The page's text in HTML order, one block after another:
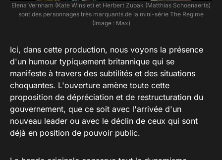
Elena Vernham (Kate Winslet) et Herbert Zubak (Matthias Schoenaerts)
sont des personnages très marquants de la mini-série The Regime
(Image : Max)
Ici, dans cette production, nous voyons la présence
d'un humour typiquement britannique qui se
manifeste à travers des subtilités et des situations
choquantes. L'ouverture amène toute cette
proposition de dépréciation et de restructuration du
gouvernement, que ce soit avec l'arrivée d'un
nouveau leader ou avec le déclin de ceux qui sont
déjà en position de pouvoir public.